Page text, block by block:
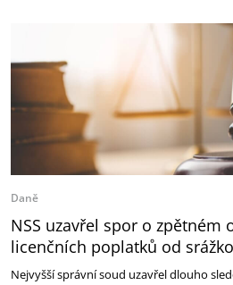
Daně
NSS uzavřel spor o zpětném
licenčních poplatků od
Nejvyšší správní soud uzavřel dlouho